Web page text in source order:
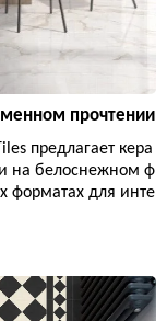
прочтении
предлагает кера
на белоснежном ф
форматах для инте